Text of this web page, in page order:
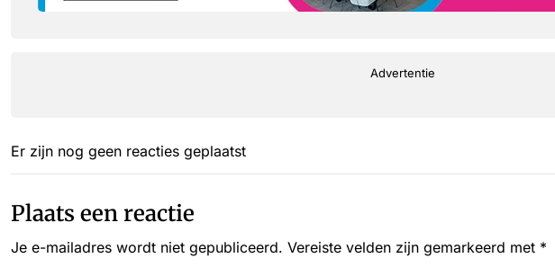
Advertentie
Er zijn nog geen reacties geplaatst
Plaats een reactie
Je e-mailadres wordt niet gepubliceerd. Vereiste velden zijn gemarkeerd met *